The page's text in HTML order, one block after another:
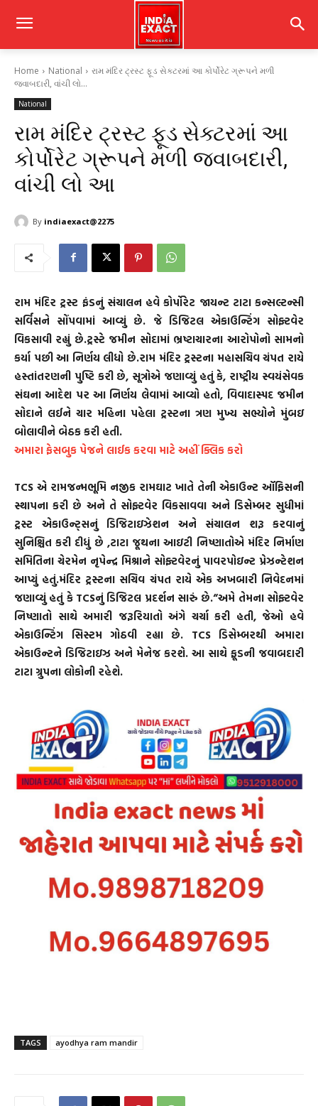
Home National
રામ મંદિર ટ્રસ્ટ ફૂડ સેક્ટરમાં આ કોર્પોરેટ ગ્રૂપને મળી
જવાબદારી, વાંચી લો...
National
રામ મંદિર ટ્રસ્ટ ફૂડ સેક્ટરમાં આ
કોર્પોરેટ ગ્રૂપને મળી જવાબદારી,
વાંચી લો આ
By indiaexact@2275
રામ મંદિર ટ્રસ્ટ ફંડનું સંચાલન હવે કોર્પોરેટ જાયન્ટ ટાટા કન્સલ્ટન્સી
સર્વિસને સોંપવામાં આવ્યું છે. જે ડિજિટલ એકાઉન્ટિંગ સોફ્ટવેર
વિકસાવી રહ્યું છે.ટ્રસ્ટે જમીન સોદામાં ભ્રષ્ટાચારના આરોપોનો સામનો
કર્યા પછી આ નિર્ણય લીધો છે.રામ મંદિર ટ્રસ્ટના મહાસચિવ ચંપત રાયે
હસ્તાંતરણની પુષ્ટિ કરી છે, સૂત્રોએ જણાવ્યું હતું કે, રાષ્ટ્રીય સ્વયંસેવક
સંઘના આદેશ પર આ નિર્ણય લેવામાં આવ્યો હતો, વિવાદાસ્પદ જમીન
સોદાને લઈને ચાર મહિના પહેલા ટ્રસ્ટના ત્રણ મુખ્ય સભ્યોને મુંબઇ
બોલાવીને બેઠક કરી હતી.
અમારા ફેસબુક પેજને લાઈક કરવા માટે અહીં ક્લિક કરો
TCS એ રામજન્મભૂમિ નજીક રામઘાટ ખાતે તેની એકાઉન્ટ ઑફિસની
સ્થાપના કરી છે અને તે સોફ્ટવેર વિકસાવવા અને ડિસેમ્બર સુધીમાં
ટ્રસ્ટ એકાઉન્ટ્સનું ડિજિટાઇઝેશન અને સંચાલન શરૂ કરવાનું
સુનિશ્ચિત કરી દીધું છે ,ટાટા જૂથના આઇટી નિષ્ણાતોએ મંદિર નિર્માણ
સમિતિના ચેરમેન નૃપેન્દ્ર મિશ્રાને સોફ્ટવેરનું પાવરપોઇન્ટ પ્રેઝન્ટેશન
આપ્યું હતું.મંદિર ટ્રસ્ટના સચિવ ચંપત રાયે એક અખબારી નિવેદનમાં
જણાવ્યું હતું કે TCSનું ડિજિટલ પ્રદર્શન સારું છે.“અમે તેમના સોફ્ટવેર
નિષ્ણાતો સાથે અમારી જરૂરિયાતો અંગે ચર્ચા કરી હતી, જેઓ હવે
એકાઉન્ટિંગ સિસ્ટમ ગોઠવી રહ્યા છે. TCS ડિસેમ્બરથી અમારા
એકાઉન્ટને ડિજિટાઇઝ અને મેનેજ કરશે. આ સાથે ફૂડની જવાબદારી
ટાટા ગ્રુપના લોકોની રહેશે.
TAGS ayodhya ram mandir